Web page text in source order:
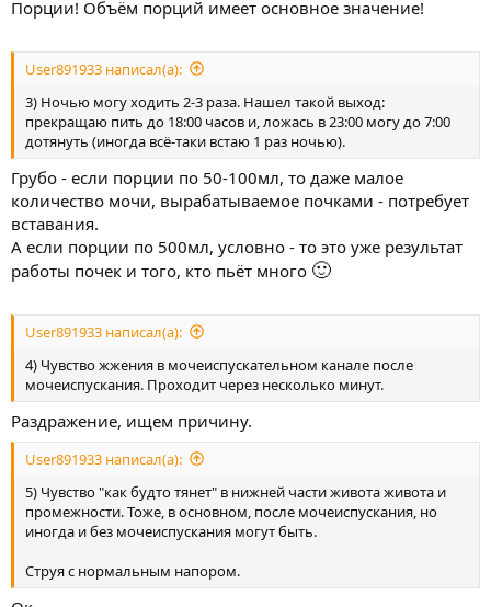
Порции! Объём порций имеет основное значение!
User891933 написал(а):
3) Ночью могу ходить 2-3 раза. Нашел такой выход:
прекращаю пить до 18:00 часов и, ложась в 23:00 могу до 7:00
дотянуть (иногда всё-таки встаю 1 раз ночью).
Грубо - если порции по 50-100мл, то даже малое
количество мочи, вырабатываемое почками - потребует
вставания.
А если порции по 500мл, условно - то это уже результат
работы почек и того, кто пьёт много 🙂
User891933 написал(а):
4) Чувство жжения в мочеиспускательном канале после
мочеиспускания. Проходит через несколько минут.
Раздражение, ищем причину.
User891933 написал(а):
5) Чувство "как будто тянет" в нижней части живота живота и
промежности. Тоже, в основном, после мочеиспускания, но
иногда и без мочеиспускания могут быть.
Струя с нормальным напором.